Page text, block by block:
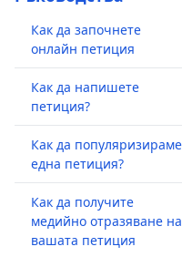
Как да започнете
онлайн петиция
Как да напишете
петиция?
Как да популяризираме
една петиция?
Как да получите
медийно отразяване на
вашата петиция